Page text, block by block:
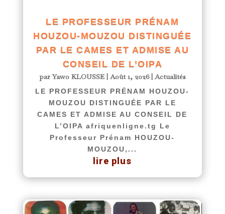
LE PROFESSEUR PRÉNAM
HOUZOU-MOUZOU DISTINGUÉE
PAR LE CAMES ET ADMISE AU
CONSEIL DE L’OIPA
parYawo KLOUSSE|Août 1, 2026|Actualités
LE PROFESSEUR PRÉNAM HOUZOU-
MOUZOU DISTINGUÉE PAR LE
CAMES ET ADMISE AU CONSEIL DE
L’OIPA afriquenligne.tg Le
Professeur Prénam HOUZOU-
MOUZOU,...
lire plus